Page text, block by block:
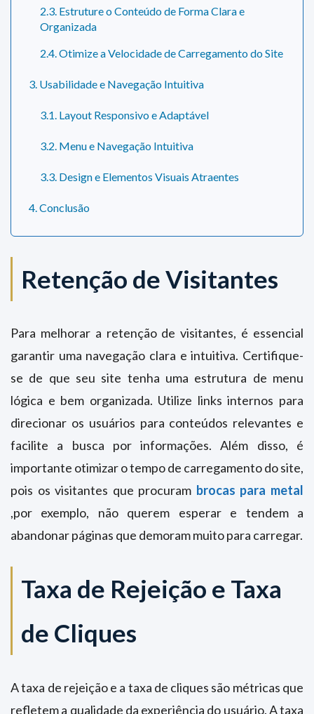
2.3. Estruture o Conteúdo de Forma Clara e
Organizada
2.4. Otimize a Velocidade de Carregamento do Site
3. Usabilidade e Navegação Intuitiva
3.1. Layout Responsivo e Adaptável
3.2. Menu e Navegação Intuitiva
3.3. Design e Elementos Visuais Atraentes
4. Conclusão
Retenção de Visitantes
Para melhorar a retenção de visitantes, é essencial
garantir uma navegação clara e intuitiva. Certifique-
se de que seu site tenha uma estrutura de menu
lógica e bem organizada. Utilize links internos para
direcionar os usuários para conteúdos relevantes e
facilite a busca por informações. Além disso, é
importante otimizar o tempo de carregamento do site,
pois os visitantes que procuram brocas para metal
,por exemplo, não querem esperar e tendem a
abandonar páginas que demoram muito para carregar.
Taxa de Rejeição e Taxa
de Cliques
A taxa de rejeição e a taxa de cliques são métricas que
refletem a qualidade da experiência do usuário. A taxa